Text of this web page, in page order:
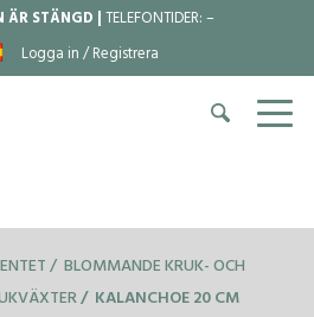
ÄR STÄNGD |TELEFONTIDER:–
Logga in / Registrera
BLOMMANDE KRUK- OCH
KALANCHOE 20 CM